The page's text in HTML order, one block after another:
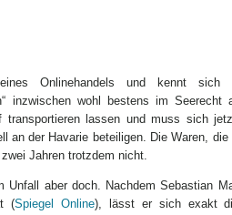
Onlinehandels und kennt
inzwischen wohl bestens im Seerecht
transportieren lassen und muss sich
an der Havarie beteiligen. Die Waren,
Jahren trotzdem nicht.
Unfall aber doch. Nachdem Sebastian
(Spiegel Online), lässt er sich exakt